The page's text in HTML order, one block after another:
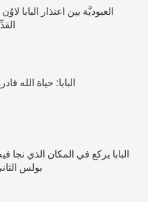
العبوديَّة بين اعتذار البابا
البابا: حياة الله
البابا يركع في المكان الذي نجا
بولس